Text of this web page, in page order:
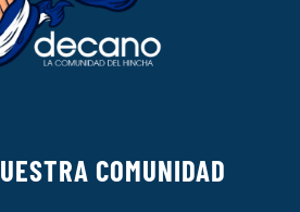
COMUNIDAD